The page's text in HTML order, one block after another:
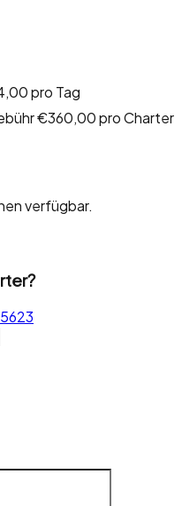
pro Tag
€360,00 pro Charter
verfügbar.